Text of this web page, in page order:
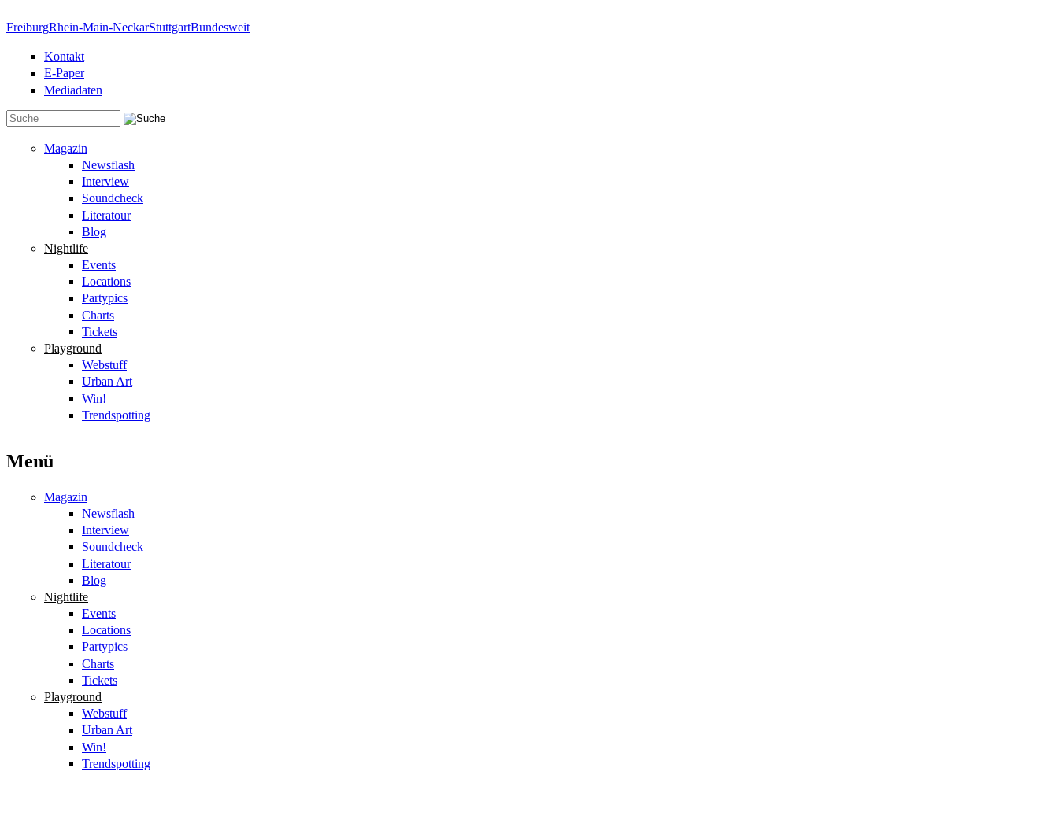
FreiburgRhein-Main-NeckarStuttgartBundesweit
Kontakt
E-Paper
Mediadaten
Magazin
Newsflash
Interview
Soundcheck
Literatour
Blog
Nightlife
Events
Locations
Partypics
Charts
Tickets
Playground
Webstuff
Urban Art
Win!
Trendspotting
Menü
Magazin
Newsflash
Interview
Soundcheck
Literatour
Blog
Nightlife
Events
Locations
Partypics
Charts
Tickets
Playground
Webstuff
Urban Art
Win!
Trendspotting